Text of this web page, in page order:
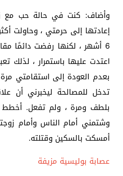
وأضاف: كنت في حالة حب مع
إعادتها إلى حرمتي ، وحاولت
6 أشهر ، لكنها رفضت دائمًا
اعتدت عليها باستمرار ، لذلك
بعدم العودة إلى استقامتي
تدخل للمصالحة ليخبرني أن
بلطف ومرة ​​، ولم تفعل. أخطط
وشتمني أمام الناس وأمام
أمسكت بالسكين وقتلته.
عصابة بوليسية مزيفة